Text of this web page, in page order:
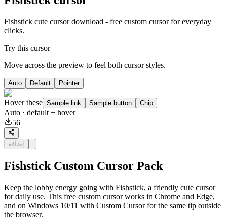
Fishstick cute cursor download - free custom cursor for everyday
clicks.
Try this cursor
Move across the preview to feel both cursor styles.
Auto Default Pointer
Hover these Sample link Sample button Chip
Auto · default + hover
56
إضافة
Fishstick Custom Cursor Pack
Keep the lobby energy going with Fishstick, a friendly cute cursor
for daily use. This free custom cursor works in Chrome and Edge,
and on Windows 10/11 with Custom Cursor for the same tip outside
the browser.